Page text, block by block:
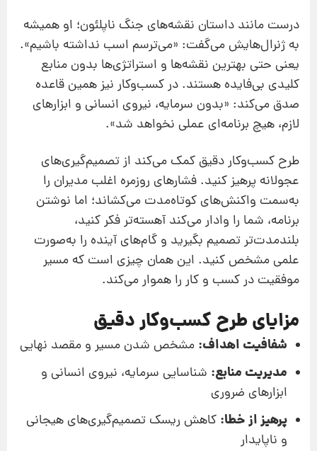
درست مانند داستان نقشه‌های جنگ ناپلئون؛ او همیشه
به ژنرال‌هایش می‌گفت: «می‌ترسم اسب نداشته باشیم».
یعنی حتی بهترین نقشه‌ها و استراتژی‌ها بدون منابع
کلیدی بی‌فایده هستند. در کسب‌وکار نیز همین قاعده
صدق می‌کند: «بدون سرمایه، نیروی انسانی و ابزارهای
لازم، هیچ برنامه‌ای عملی نخواهد شد».
طرح کسب‌وکار دقیق کمک می‌کند از تصمیم‌گیری‌های
عجولانه پرهیز کنید. فشارهای روزمره اغلب مدیران را
به‌سمت واکنش‌های کوتاه‌مدت می‌کشاند؛ اما نوشتن
برنامه، شما را وادار می‌کند آهسته‌تر فکر کنید،
بلندمدت‌تر تصمیم بگیرید و گام‌های آینده را به‌صورت
علمی مشخص کنید. این همان چیزی است که مسیر
موفقیت در کسب‌ و کار را هموار می‌کند.
مزایای طرح کسب‌وکار دقیق
شفافیت اهداف: مشخص شدن مسیر و مقصد نهایی
مدیریت منابع: شناسایی سرمایه، نیروی انسانی و
ابزارهای ضروری
پرهیز از خطا: کاهش ریسک تصمیم‌گیری‌های هیجانی
و ناپایدار